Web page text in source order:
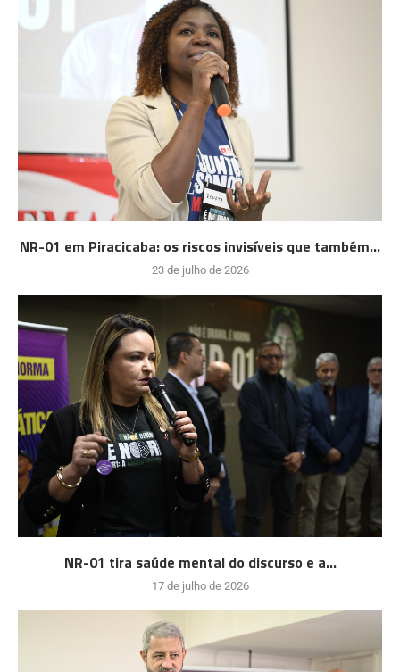
NR-01 em Piracicaba: os riscos invisíveis que também...
23 de julho de 2026
NR-01 tira saúde mental do discurso e a...
17 de julho de 2026